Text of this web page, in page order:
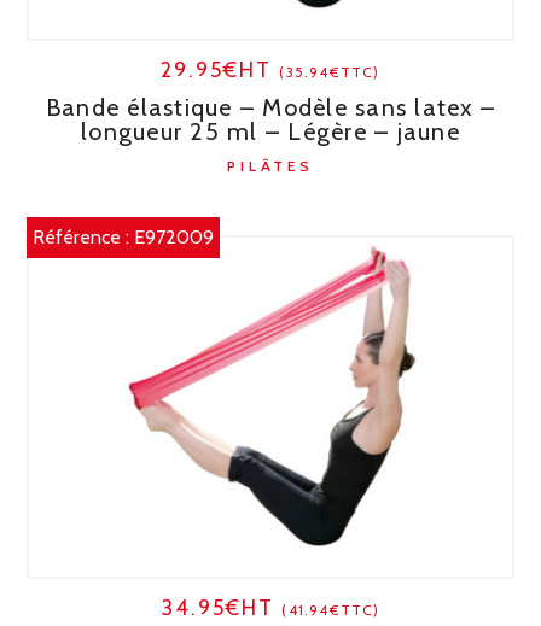
29.95€HT(35.94€TTC)
Bande élastique – Modèle sans latex –
longueur 25 ml – Légère – jaune
PILÂTES
Référence : E972009
34.95€HT(41.94€TTC)